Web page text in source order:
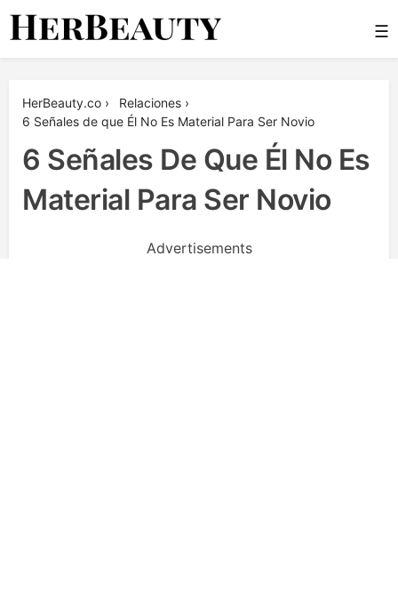
Skip
☰
HerBeauty.co › Relaciones ›
6 Señales de que Él No Es Material Para Ser Novio
6 Señales De Que Él No Es
Material Para Ser Novio
Advertisements